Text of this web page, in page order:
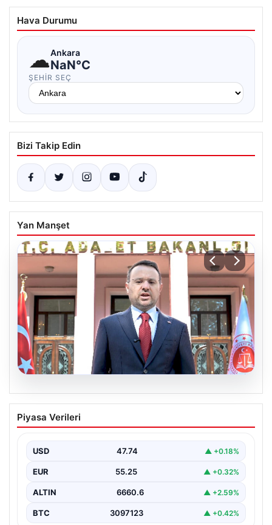
Hava Durumu
☁Ankara
NaN°C
ŞEHIR SEÇ
Bizi Takip Edin
Yan Manşet
06.08.2026
Bakan Gürlek’ten Çerçeve Yasa
Açıklaması: Hukuk Devleti İlkeleriyle
Adalet Bakanı Akın Gürlek, Türkiye'nin terörle mücadele
önemli…
Piyasa Verileri
USD 47.74 ▲ +0.18%
EUR 55.25 ▲ +0.32%
ALTIN 6660.6 ▲ +2.59%
BTC 3097123 ▲ +0.42%